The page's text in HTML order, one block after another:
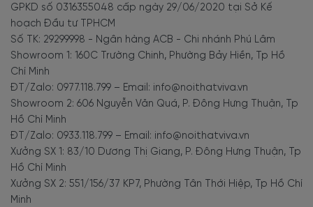
GPKD số 0316355048 cấp ngày 29/06/2020 tại Sở Kế
hoạch Đầu tư TPHCM
Số TK: 29299998 - Ngân hàng ACB - Chi nhánh Phú Lâm
Showroom 1: 160C Trường Chinh, Phường Bảy Hiền, Tp Hồ
Chí Minh
ĐT/Zalo: 0977.118.799 – Email: info@noithatviva.vn
Showroom 2: 606 Nguyễn Văn Quá, P. Đông Hưng Thuận, Tp
Hồ Chí Minh
ĐT/Zalo: 0933.118.799 – Email: info@noithatviva.vn
Xưởng SX 1: 83/10 Dương Thị Giang, P. Đông Hưng Thuận, Tp
Hồ Chí Minh
Xưởng SX 2: 551/156/37 KP7, Phường Tân Thới Hiệp, Tp Hồ Chí
Minh